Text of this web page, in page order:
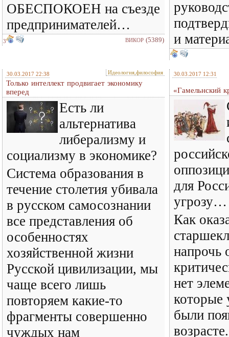
ОБЕСПОКОЕН на съезде
предпринимателей…
3 ВИКОР (5389)
и
30.03.2017 22:38 Идеология,философия
Только интеллект продвигает экономику
вперед
Есть ли
альтернатива
либерализму и
социализму в экономике?
Cистема образования в
течение столетия убивала
в русском самосознании
все представления об
особенностях
хозяйственной жизни
Русской цивилизации, мы
чаще всего лишь
повторяем какие-то
фрагменты совершенно
чуждых нам
30.03.2017 12:31
«Гамельнский
для
угрозу…
Как
напрочь
нет
были